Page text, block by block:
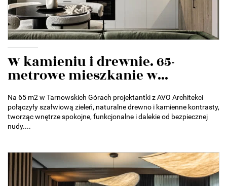
W kamieniu i drewnie. 65-
metrowe mieszkanie w...
Na 65 m2 w Tarnowskich Górach projektantki z AVO Architekci
połączyły szałwiową zieleń, naturalne drewno i kamienne kontrasty,
tworząc wnętrze spokojne, funkcjonalne i dalekie od bezpiecznej
nudy....